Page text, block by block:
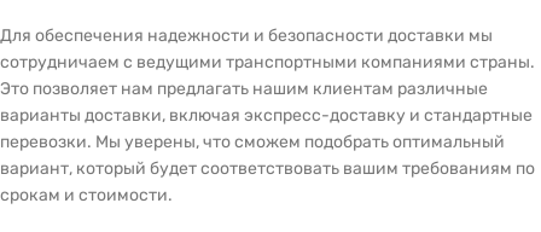
Для обеспечения надежности и безопасности доставки мы
сотрудничаем с ведущими транспортными компаниями страны.
Это позволяет нам предлагать нашим клиентам различные
варианты доставки, включая экспресс-доставку и стандартные
перевозки. Мы уверены, что сможем подобрать оптимальный
вариант, который будет соответствовать вашим требованиям по
срокам и стоимости.